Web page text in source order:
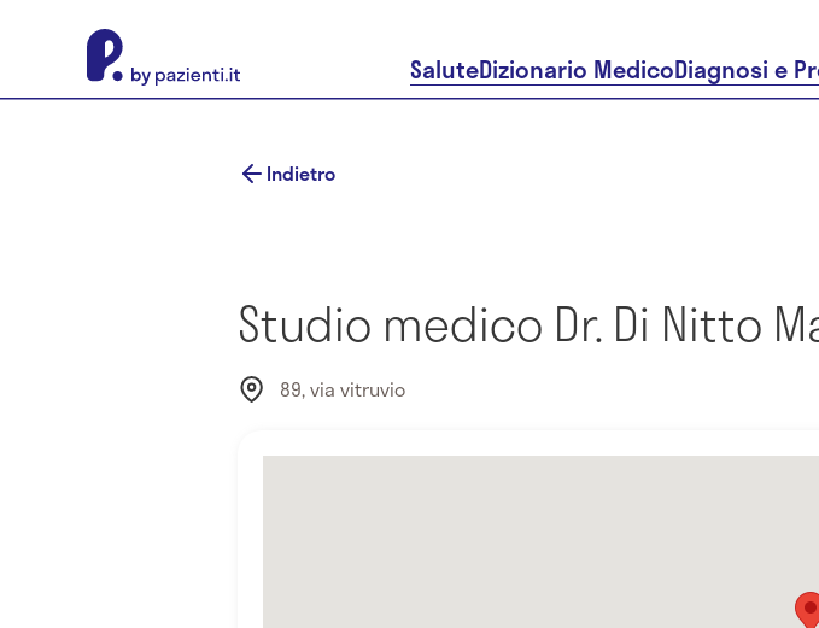
SaluteDizionario MedicoDiagnosi e
Indietro
Studio medico Dr. Di Nitto
89, via vitruvio